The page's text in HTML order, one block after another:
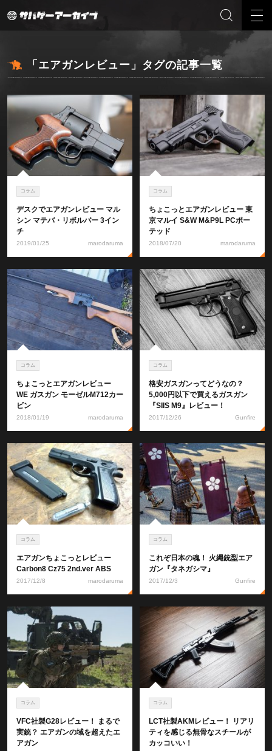
「エアガンレビュー」タグの記事一覧
コラム
デスクでエアガンレビュー マル
シン マテバ・リボルバー 3イン
チ
2019/01/25 marodaruma
コラム
ちょこっとエアガンレビュー 東
京マルイ S&W M&P9L PCポー
テッド
2018/07/20 marodaruma
コラム
ちょこっとエアガンレビュー
WE ガスガン モーゼルM712カー
ビン
2018/01/19 marodaruma
コラム
格安ガスガンってどうなの？
5,000円以下で買えるガスガン
『SIIS M9』レビュー！
2017/12/26 Gunfire
コラム
エアガンちょこっとレビュー
Carbon8 Cz75 2nd.ver ABS
2017/12/8 marodaruma
コラム
これぞ日本の魂！ 火縄銃型エア
ガン『タネガシマ』
2017/12/3 Gunfire
コラム
VFC社製G28レビュー！ まるで
実銃？ エアガンの域を超えたエ
アガン
コラム
LCT社製AKMレビュー！ リアリ
ティを感じる無骨なスチールが
カッコいい！